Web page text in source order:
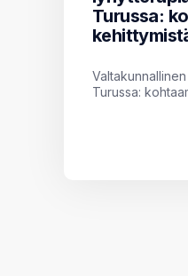
Turussa:
Turussa: